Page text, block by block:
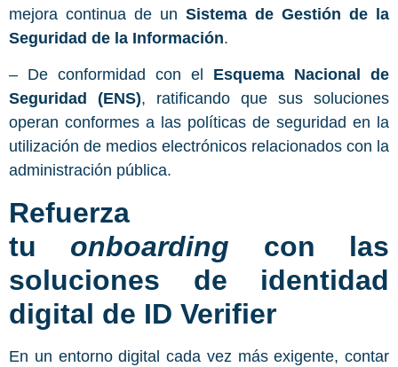
mejora continua de un Sistema de Gestión de la
Seguridad de la Información.
– De conformidad con el Esquema Nacional de
Seguridad (ENS), ratificando que sus soluciones
operan conformes a las políticas de seguridad en la
utilización de medios electrónicos relacionados con la
administración pública.
Refuerza
tu onboarding con las
soluciones de identidad
digital de ID Verifier
En un entorno digital cada vez más exigente, contar